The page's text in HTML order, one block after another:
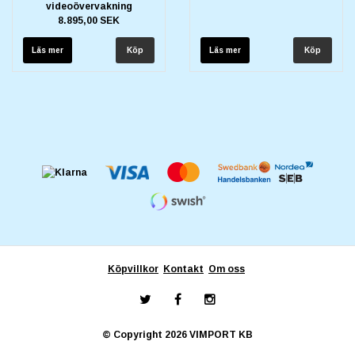
videoövervakning
8.895,00 SEK
Läs mer Läs mer
Köpvillkor Kontakt Om oss
© Copyright 2026 VIMPORT KB